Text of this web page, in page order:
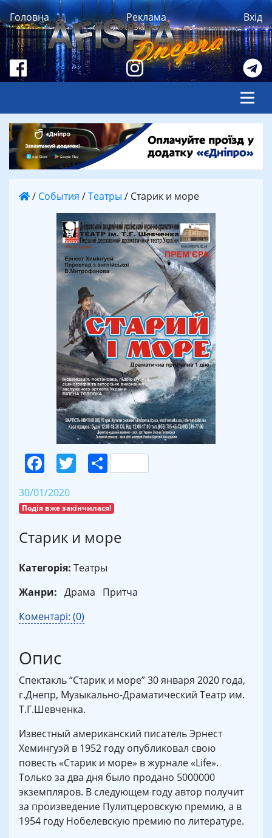
Головна Реклама Вхід
/ События /Театры / Старик и море
Facebook
Twitter
Поділитися
30/01/2020
Подія вже закінчилася!
Старик и море
Категорія: Театры
Жанри: Драма
Притча
Коментарі: (0)
Опис
Спектакль “Старик и море” 30 января 2020 года,
г.Днепр, Музыкально-Драматический Театр им.
Т.Г.Шевченка.
Известный американский писатель Эрнест
Хемингуэй в 1952 году опубликовал свою
повесть «Старик и море» в журнале «Life».
Только за два дня было продано 5000000
экземпляров. В следующем году автор получит
за произведение Пулитцеровскую премию, а в
1954 году Нобелевскую премию по литературе.